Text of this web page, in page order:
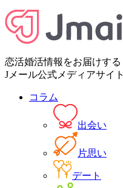
恋活婚活情報をお届けする
Jメール公式メディアサイト
コラム
出会い
片思い
デート